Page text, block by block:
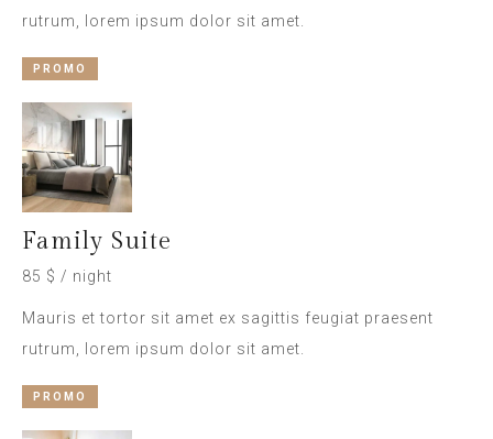
rutrum, lorem ipsum dolor sit amet.
PROMO
Family Suite
85 $ / night
Mauris et tortor sit amet ex sagittis feugiat praesent
rutrum, lorem ipsum dolor sit amet.
PROMO